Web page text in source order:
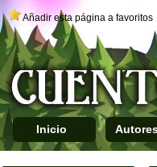
Añadir esta página a favoritos
Inicio